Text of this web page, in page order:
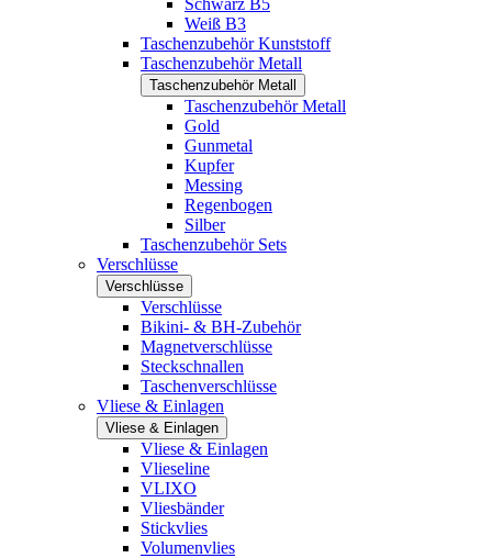
Schwarz B5
Weiß B3
Taschenzubehör Kunststoff
Taschenzubehör Metall
Taschenzubehör Metall
Taschenzubehör Metall
Gold
Gunmetal
Kupfer
Messing
Regenbogen
Silber
Taschenzubehör Sets
Verschlüsse
Verschlüsse
Verschlüsse
Bikini- & BH-Zubehör
Magnetverschlüsse
Steckschnallen
Taschenverschlüsse
Vliese & Einlagen
Vliese & Einlagen
Vliese & Einlagen
Vlieseline
VLIXO
Vliesbänder
Stickvlies
Volumenvlies